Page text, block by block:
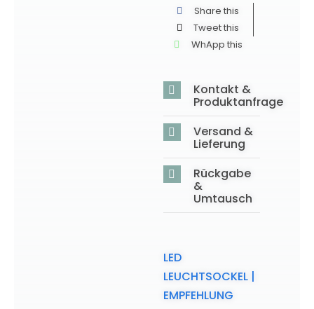
Share this
Tweet this
WhApp this
Kontakt &
Produktanfrage
Versand &
Lieferung
Rückgabe
&
Umtausch
LED
LEUCHTSOCKEL |
EMPFEHLUNG